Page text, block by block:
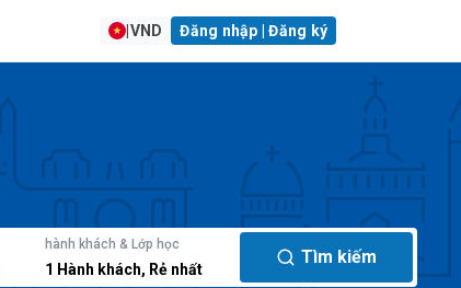
VND Đăng nhập | Đăng ký
hành khách & Lớp học
1 Hành khách, Rẻ nhất
Tìm kiếm